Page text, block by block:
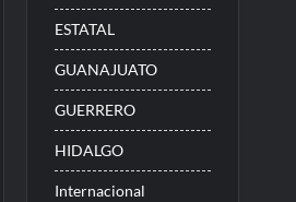
ESTATAL
GUANAJUATO
GUERRERO
HIDALGO
Internacional